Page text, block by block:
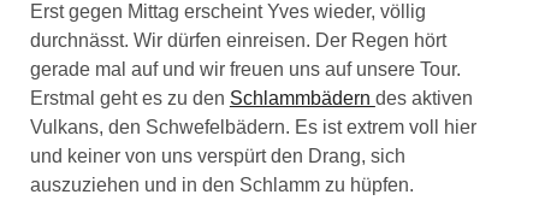
Erst gegen Mittag erscheint Yves wieder, völlig
durchnässt. Wir dürfen einreisen. Der Regen hört
gerade mal auf und wir freuen uns auf unsere Tour.
Erstmal geht es zu den Schlammbädern des aktiven
Vulkans, den Schwefelbädern. Es ist extrem voll hier
und keiner von uns verspürt den Drang, sich
auszuziehen und in den Schlamm zu hüpfen.